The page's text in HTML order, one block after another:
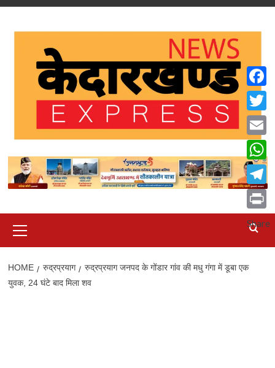
Skip
Menu
HOME रुद्रप्रयाग
रुद्रप्रयाग जनपद के गोंडार गांव की मधु गंगा में डूबा एक
युवक, 24 घंटे बाद मिला शव
Email
Print
Share